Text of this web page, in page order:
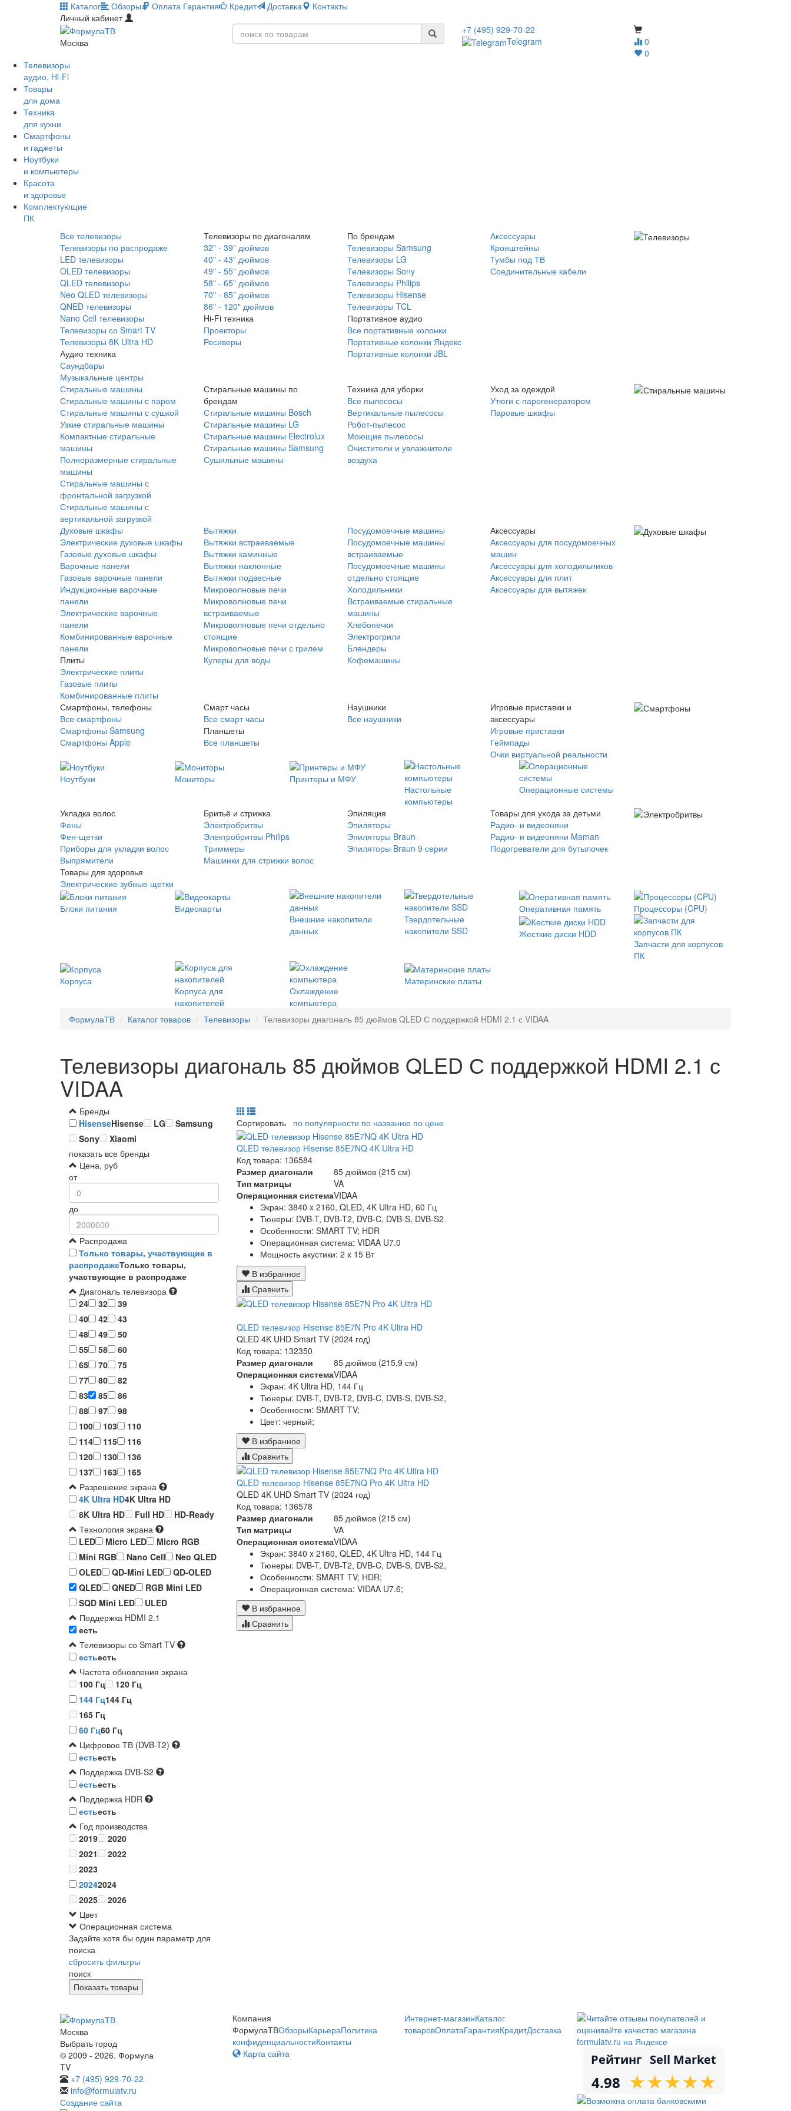
Каталог Обзоры Оплата Гарантия Кредит Доставка
Контакты
Личный кабинет
Москва
0
0
+7 (495) 929-70-22
Telegram
Телевизоры
аудио, Hi-Fi
Товары
для дома
Техника
для кухни
Смартфоны
и гаджеты
Ноутбуки
и компьютеры
Красота
и здоровье
Комплектующие
ПК
Все телевизоры
Телевизоры по распродаже
LED телевизоры
OLED телевизоры
QLED телевизоры
Neo QLED телевизоры
QNED телевизоры
Nano Cell телевизоры
Телевизоры со Smart TV
Телевизоры 8K Ultra HD
Аудио техника
Саундбары
Музыкальные центры
Телевизоры по диагоналям
32" - 39" дюймов
40" - 43" дюймов
49" - 55" дюймов
58" - 65" дюймов
70" - 85" дюймов
86" - 120" дюймов
Hi-Fi техника
Проекторы
Ресиверы
По брендам
Телевизоры Samsung
Телевизоры LG
Телевизоры Sony
Телевизоры Philips
Телевизоры Hisense
Телевизоры TCL
Портативное аудио
Все портативные колонки
Портативные колонки Яндекс
Портативные колонки JBL
Аксессуары
Кронштейны
Тумбы под ТВ
Соединительные кабели
Стиральные машины
Стиральные машины с паром
Стиральные машины с сушкой
Узкие стиральные машины
Компактные стиральные
машины
Полноразмерные стиральные
машины
Стиральные машины с
фронтальной загрузкой
Стиральные машины с
вертикальной загрузкой
Стиральные машины по
брендам
Стиральные машины Bosch
Стиральные машины LG
Стиральные машины Electrolux
Стиральные машины Samsung
Сушильные машины
Техника для уборки
Все пылесосы
Вертикальные пылесосы
Робот-пылесос
Моющие пылесосы
Очистители и увлажнители
воздуха
Уход за одеждой
Утюги с парогенератором
Паровые шкафы
Духовые шкафы
Электрические духовые шкафы
Газовые духовые шкафы
Варочные панели
Газовые варочные панели
Индукционные варочные
панели
Электрические варочные
панели
Комбинированные варочные
панели
Плиты
Электрические плиты
Газовые плиты
Комбинированные плиты
Вытяжки
Вытяжки встраеваемые
Вытяжки каминные
Вытяжки наклонные
Вытяжки подвесные
Микроволновые печи
Микроволновые печи
встраиваемые
Микроволновые печи отдельно
стоящие
Микроволновые печи с грилем
Кулеры для воды
Посудомоечные машины
Посудомоечные машины
встраиваемые
Посудомоечные машины
отдельно стоящие
Холодильники
Встраиваемые стиральные
машины
Хлебопечки
Электрогрили
Блендеры
Кофемашины
Аксессуары
Аксессуары для посудомоечных
машин
Аксессуары для холодильников
Аксессуары для плит
Аксессуары для вытяжек
Смартфоны, телефоны
Все смартфоны
Смартфоны Samsung
Смартфоны Apple
Смарт часы
Все смарт часы
Планшеты
Все планшеты
Наушники
Все наушники
Игровые приставки и
аксессуары
Игровые приставки
Геймпады
Очки виртуальной реальности
Ноутбуки Мониторы
Принтеры и МФУ
Настольные
компьютеры
Операционные системы
Укладка волос
Фены
Фен-щетки
Приборы для укладки волос
Выпрямители
Товары для здоровья
Электрические зубные щетки
Бритьё и стрижка
Электробритвы
Электробритвы Philips
Триммеры
Машинки для стрижки волос
Эпиляция
Эпиляторы
Эпиляторы Braun
Эпиляторы Braun 9 серии
Товары для ухода за детьми
Радио- и видеоняни
Радио- и видеоняни Maman
Подогреватели для бутылочек
Блоки питания
Видеокарты
Внешние накопители
данных
Твердотельные
накопители SSD
Оперативная память Процессоры (CPU)
Жесткие диски HDD
Запчасти для корпусов
ПК
Корпуса
Корпуса для
накопителей
Охлаждение
компьютера
Материнские платы
ФормулаТВ Каталог товаров Телевизоры Телевизоры диагональ 85 дюймов QLED С поддержкой HDMI 2.1 с VIDAA
Телевизоры диагональ 85 дюймов QLED С поддержкой HDMI 2.1 с
VIDAA
Бренды
HisenseHisense LG
Samsung
Sony
Xiaomi
показать все бренды
Цена, руб
от
до
Распродажа
Только товары, участвующие в
распродажеТолько товары,
участвующие в распродаже
Диагональ телевизора
24
32
39
40
42
43
48
49
50
55
58
60
65
70
75
77
80
82
83
85
86
88
97
98
100
103
110
114
115
116
120
130
136
137
163
165
Разрешение экрана
4K Ultra HD4K Ultra HD
8K Ultra HD
Full HD
HD-Ready
Технология экрана
LED
Micro LED
Micro RGB
Mini RGB
Nano Cell
Neo QLED
OLED
QD-Mini LED
QD-OLED
QLED
QNED
RGB Mini LED
SQD Mini LED
ULED
Поддержка HDMI 2.1
есть
Телевизоры со Smart TV
естьесть
Частота обновления экрана
100 Гц
120 Гц
144 Гц144 Гц
165 Гц
60 Гц60 Гц
Цифровое ТВ (DVB-T2)
естьесть
Поддержка DVB-S2
естьесть
Поддержка HDR
естьесть
Год производства
2019
2020
2021
2022
2023
20242024
2025
2026
Цвет
Операционная система
Задайте хотя бы один параметр для
поиска
сбросить фильтры
поиск
Сортировать по популярности по названию по цене
QLED телевизор Hisense 85E7NQ 4K Ultra HD
Код товара: 136584
Размер диагонали
85 дюймов (215 см)
Тип матрицы
VA
Операционная системаVIDAA
Экран: 3840 x 2160, QLED, 4K Ultra HD, 60 Гц
Тюнеры: DVB-T, DVB-T2, DVB-C, DVB-S, DVB-S2
Особенности: SMART TV; HDR
Операционная система: VIDAA U7.0
Мощность акустики: 2 x 15 Вт
В избранное
Сравнить
QLED телевизор Hisense 85E7N Pro 4K Ultra HD
QLED 4K UHD Smart TV (2024 год)
Код товара: 132350
Размер диагонали
85 дюймов (215,9 см)
Операционная системаVIDAA
Экран: 4K Ultra HD, 144 Гц
Тюнеры: DVB-T, DVB-T2, DVB-C, DVB-S, DVB-S2,
Особенности: SMART TV;
Цвет: черный;
В избранное
Сравнить
QLED телевизор Hisense 85E7NQ Pro 4K Ultra HD
QLED 4K UHD Smart TV (2024 год)
Код товара: 136578
Размер диагонали
85 дюймов (215 см)
Тип матрицы
VA
Операционная системаVIDAA
Экран: 3840 x 2160, QLED, 4K Ultra HD, 144 Гц
Тюнеры: DVB-T, DVB-T2, DVB-C, DVB-S, DVB-S2,
Особенности: SMART TV; HDR;
Операционная система: VIDAA U7.6;
В избранное
Сравнить
Москва
Выбрать город
© 2009 - 2026. Формула
TV
+7 (495) 929-70-22
info@formulatv.ru
Создание сайта
Компания
ФормулаТВОбзорыКарьераПолитика
конфиденциальностиКонтакты
Интернет-магазинКаталог
товаровОплатаГарантияКредитДоставка
Карта сайта
Рейтинг Sell Market
4.98 ★
★★
★★
★★
★★
★